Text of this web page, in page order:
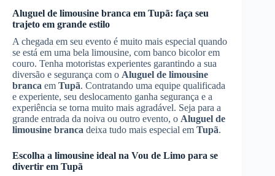
Aluguel de limousine branca em Tupã: faça seu
trajeto em grande estilo
A chegada em seu evento é muito mais especial quando
se está em uma bela limousine, com banco bicolor em
couro. Tenha motoristas experientes garantindo a sua
diversão e segurança com o Aluguel de limousine
branca em Tupã. Contratando uma equipe qualificada
e experiente, seu deslocamento ganha segurança e a
experiência se torna muito mais agradável. Seja para a
grande entrada da noiva ou outro evento, o Aluguel de
limousine branca deixa tudo mais especial em Tupã.
Escolha a limousine ideal na Vou de Limo para se
divertir em Tupã